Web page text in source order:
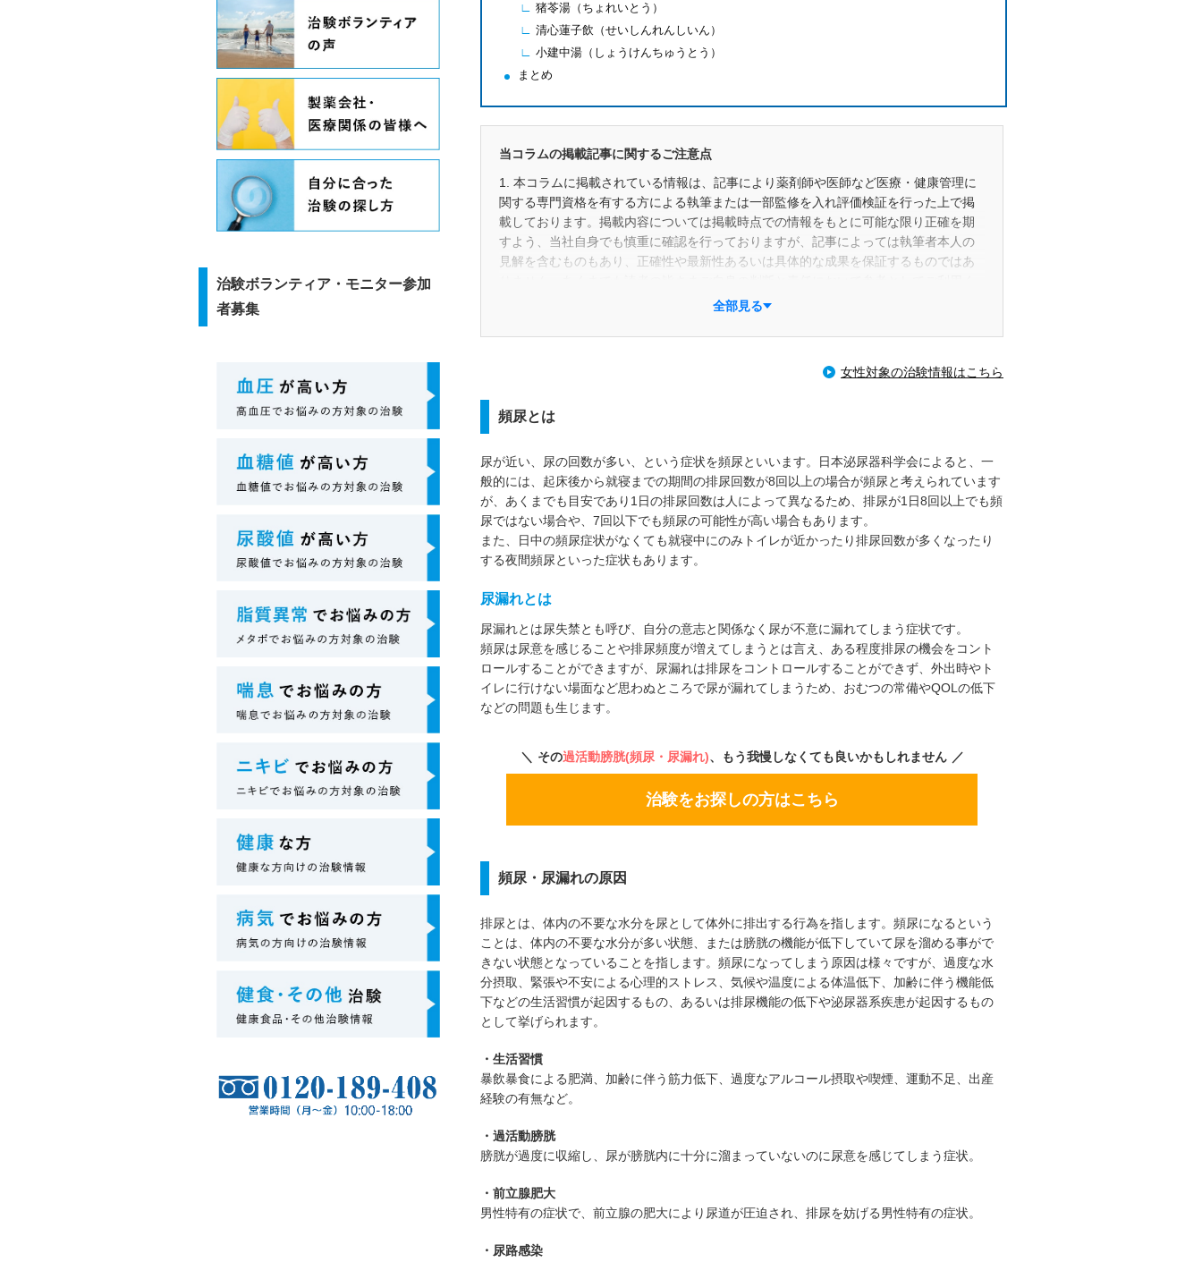
猪苓湯（ちょれいとう）
清心蓮子飲（せいしんれんしいん）
小建中湯（しょうけんちゅうとう）
まとめ
当コラムの掲載記事に関するご注意点
1. 本コラムに掲載されている情報は、記事により薬剤師や医師など医療・健康管理に
関する専門資格を有する方による執筆または一部監修を入れ評価検証を行った上で掲
載しております。掲載内容については掲載時点での情報をもとに可能な限り正確を期
すよう、当社自身でも慎重に確認を行っておりますが、記事によっては執筆者本人の
見解を含むものもあり、正確性や最新性あるいは具体的な成果を保証するものではあ
ださい。また、掲載後の状況変化等により予告なく記事の修正・更新・削除を行う場
品選択を行えるよう支援することを目的に作成しているものです。また、当該コラム
たものではありません。併せて、特定の医薬品メーカーや販売業者から紹介や販売を
目的とした報酬などの対価を受け取っているものでもありません。
3. 本コラムに記載されている商品名やサービス名は、それぞれの提供元または権利者
に帰属する商標または登録商標です。
4. 前述の内容に関連して、読者の皆さまに万一何らかの不利益や損害が発生した場合
でも、当社はその一切について責任を負いかねます。
5. 本コラムに関する個別のお問合せには一切応じておりませんが事実と異なる誤った
全部見る
女性対象の治験情報はこちら
頻尿とは
尿が近い、尿の回数が多い、という症状を頻尿といいます。日本泌尿器科学会によると、一
般的には、起床後から就寝までの期間の排尿回数が8回以上の場合が頻尿と考えられています
が、あくまでも目安であり1日の排尿回数は人によって異なるため、排尿が1日8回以上でも頻
尿ではない場合や、7回以下でも頻尿の可能性が高い場合もあります。
また、日中の頻尿症状がなくても就寝中にのみトイレが近かったり排尿回数が多くなったり
する夜間頻尿といった症状もあります。
尿漏れとは
尿漏れとは尿失禁とも呼び、自分の意志と関係なく尿が不意に漏れてしまう症状です。
頻尿は尿意を感じることや排尿頻度が増えてしまうとは言え、ある程度排尿の機会をコント
ロールすることができますが、尿漏れは排尿をコントロールすることができず、外出時やト
イレに行けない場面など思わぬところで尿が漏れてしまうため、おむつの常備やQOLの低下
などの問題も生じます。
その過活動膀胱(頻尿・尿漏れ)、もう我慢しなくても良いかもしれません
治験をお探しの方はこちら
頻尿・尿漏れの原因
排尿とは、体内の不要な水分を尿として体外に排出する行為を指します。頻尿になるという
ことは、体内の不要な水分が多い状態、または膀胱の機能が低下していて尿を溜める事がで
きない状態となっていることを指します。頻尿になってしまう原因は様々ですが、過度な水
分摂取、緊張や不安による心理的ストレス、気候や温度による体温低下、加齢に伴う機能低
下などの生活習慣が起因するもの、あるいは排尿機能の低下や泌尿器系疾患が起因するもの
として挙げられます。
・生活習慣
暴飲暴食による肥満、加齢に伴う筋力低下、過度なアルコール摂取や喫煙、運動不足、出産
経験の有無など。
・過活動膀胱
膀胱が過度に収縮し、尿が膀胱内に十分に溜まっていないのに尿意を感じてしまう症状。
・前立腺肥大
男性特有の症状で、前立腺の肥大により尿道が圧迫され、排尿を妨げる男性特有の症状。
・尿路感染
治験ボランティア・モニター参加
者募集